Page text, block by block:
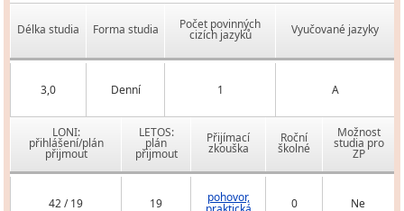
Délka studia Forma studia Počet povinných
cizích jazyků Vyučované jazyky
3,0 Denní 1 A
LONI:
přihlášení/plán
přijmout
LETOS:
plán
přijmout
Přijímací
zkouška
Roční
školné
Možnost
studia pro
ZP
42 / 19 19 pohovor, 0 Ne